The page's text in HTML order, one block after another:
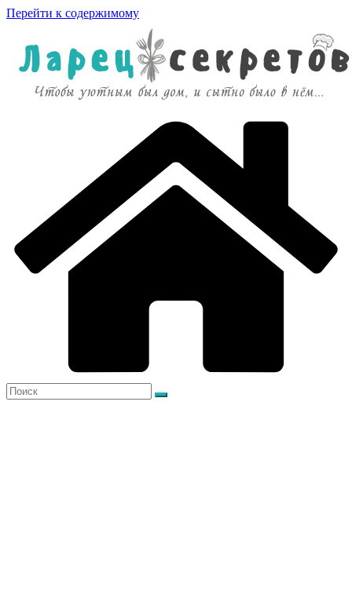
Перейти к содержимому